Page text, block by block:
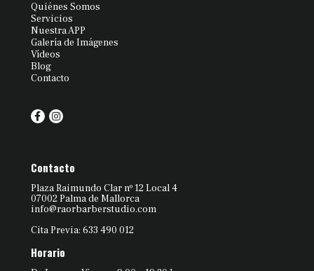
Quiénes Somos
Servicios
Nuestra APP
Galería de Imágenes
Vídeos
Blog
Contacto
Contacto
Plaza Raimundo Clar nº 12 Local 4
07002 Palma de Mallorca
info@raorbarberstudio.com
Cita Previa: 633 490 012
Horario